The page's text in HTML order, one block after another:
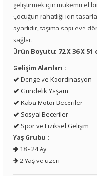
geliştirmek için mükemmel
Çocuğun rahatlığı için
ayarlıdır, taşıma sapı eve
sağlar.
Ürün Boyutu: 72 X 36 X 51
Gelişim Alanları :
Denge ve Koordinasyon
Gündelik Yaşam
Kaba Motor Beceriler
Sosyal Beceriler
Spor ve Fiziksel Gelişim
Yaş Grubu :
18 - 24 Ay
2 Yaş ve üzeri